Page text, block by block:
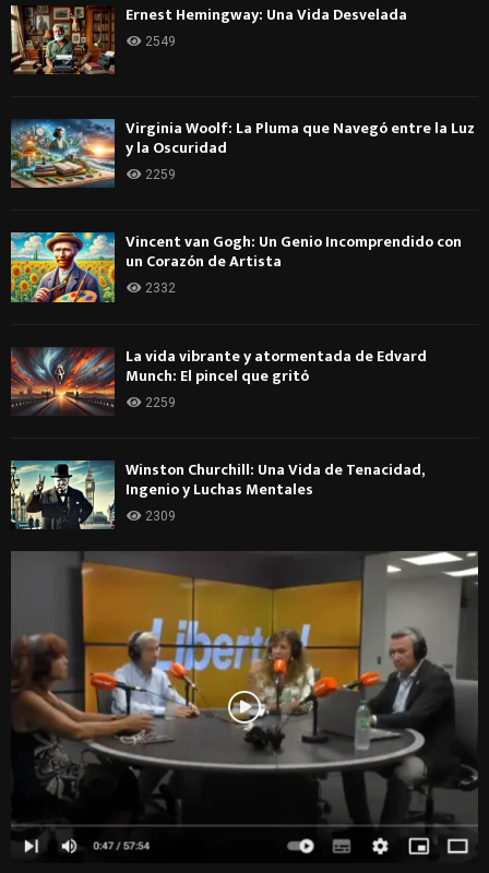
Ernest Hemingway: Una Vida Desvelada
2549
Virginia Woolf: La Pluma que Navegó entre la Luz
y la Oscuridad
2259
Vincent van Gogh: Un Genio Incomprendido con
un Corazón de Artista
2332
La vida vibrante y atormentada de Edvard
Munch: El pincel que gritó
2259
Winston Churchill: Una Vida de Tenacidad,
Ingenio y Luchas Mentales
2309